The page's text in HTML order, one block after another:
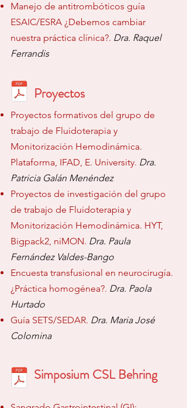
Manejo de antitrombóticos guía
ESAIC/ESRA ¿Debemos cambiar
nuestra práctica clínica?. Dra. Raquel
Ferrandis
Proyectos
Proyectos formativos del grupo de
trabajo de Fluidoterapia y
Monitorización Hemodinámica.
Plataforma, IFAD, E. University. Dra.
Patricia Galán Menéndez
Proyectos de investigación del grupo
de trabajo de Fluidoterapia y
Monitorización Hemodinámica. HYT,
Bigpack2, niMON. Dra. Paula
Fernández Valdes-Bango
Encuesta transfusional en neurocirugía.
¿Práctica homogénea?. Dra. Paola
Hurtado
Guía SETS/SEDAR. Dra. Maria José
Colomina
Simposium CSL Behring